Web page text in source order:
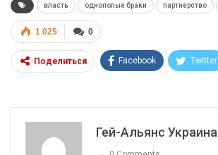
власть однополые браки партнерство
0
1 025
Поделиться Facebook Twitter
Гей-Альянс Украина